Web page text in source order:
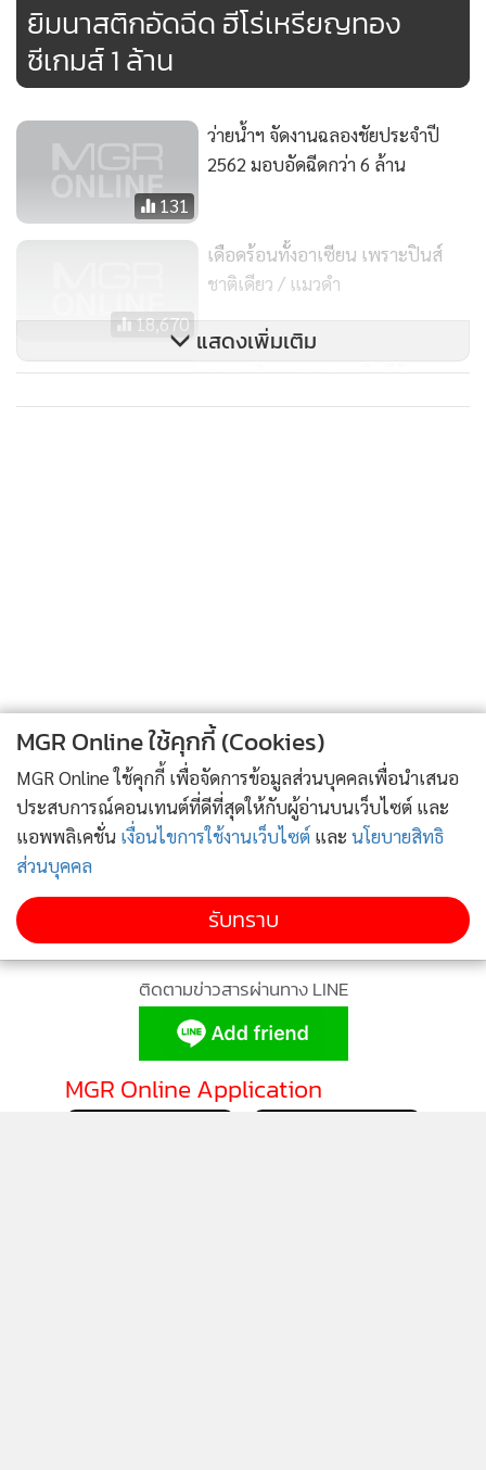
ยิมนาสติกอัดฉีด ฮีโร่เหรียญทอง
ซีเกมส์ 1 ล้าน
131
ว่ายน้ำฯ จัดงานฉลองชัยประจำปี
2562 มอบอัดฉีดกว่า 6 ล้าน
18,670
เดือดร้อนทั้งอาเซียน เพราะปินส์
ชาติเดียว / แมวดำ
ธ.ออมสิน แสดงความยินดีกับ
นักกีฬาจักรยานทีมชาติไทย
แสดงเพิ่มเติม
ติดตามข่าวสารผ่านทาง LINE
MGR Online Application
MGR Online ใช้คุกกี้ (Cookies)
MGR Online ใช้คุกกี้ เพื่อจัดการข้อมูลส่วนบุคคลเพื่อนำเสนอ
ประสบการณ์คอนเทนต์ที่ดีที่สุดให้กับผู้อ่านบนเว็บไซต์ และ
แอพพลิเคชั่น เงื่อนไขการใช้งานเว็บไซต์ และ นโยบายสิทธิ
ส่วนบุคคล
รับทราบ